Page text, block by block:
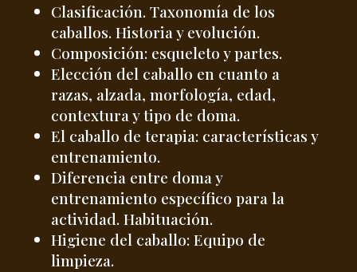
Clasificación. Taxonomía de los
caballos. Historia y evolución.
Composición: esqueleto y partes.
Elección del caballo en cuanto a
razas, alzada, morfología, edad,
contextura y tipo de doma.
El caballo de terapia: características y
entrenamiento.
Diferencia entre doma y
entrenamiento específico para la
actividad. Habituación.
Higiene del caballo: Equipo de
limpieza.